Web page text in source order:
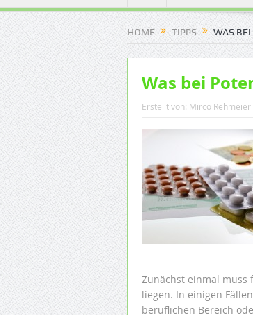
HOME TIPPS WAS
Was bei
Erstellt von: Mirco Rehmeier
Zunächst einmal muss
liegen. In einigen
beruflichen Bereich